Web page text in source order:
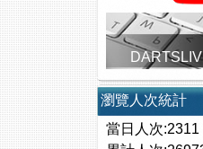
瀏覽人次統計
當日人次:2311